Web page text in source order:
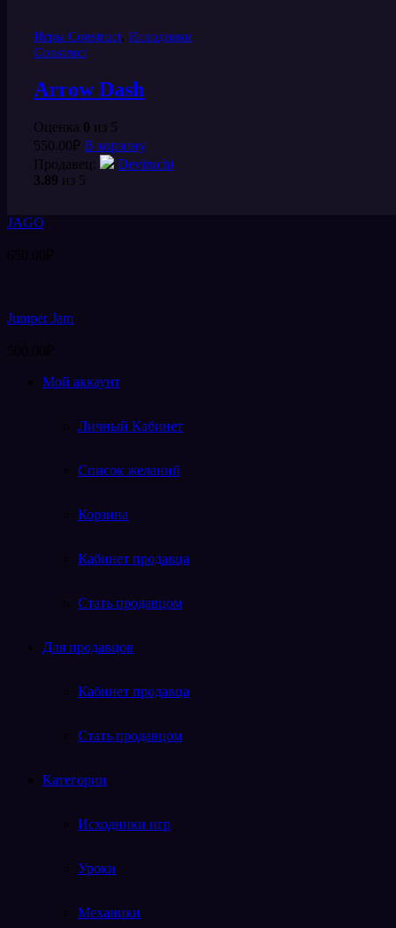
Игры Construct, Исходники
Construct
Arrow Dash
Оценка 0 из 5
550.00₽ В корзину
Продавец:
Deviruchi
3.89 из 5
JAGO
Jumper Jam
Мой аккаунт
Личный Кабинет
Список желаний
Корзина
Кабинет продавца
Стать продавцом
Для продавцов
Кабинет продавца
Стать продавцом
Категории
Исходники игр
Уроки
Механики